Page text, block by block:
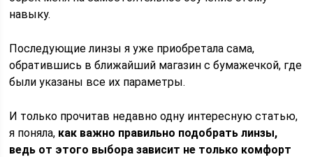
навыку.
Последующие линзы я уже приобретала сама,
обратившись в ближайший магазин с бумажечкой, где
были указаны все их параметры.
И только прочитав недавно одну интересную статью,
я поняла, как важно правильно подобрать линзы,
ведь от этого выбора зависит не только комфорт